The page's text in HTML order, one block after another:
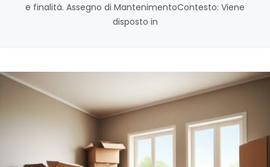
e finalità. Assegno di MantenimentoContesto: Viene
disposto in